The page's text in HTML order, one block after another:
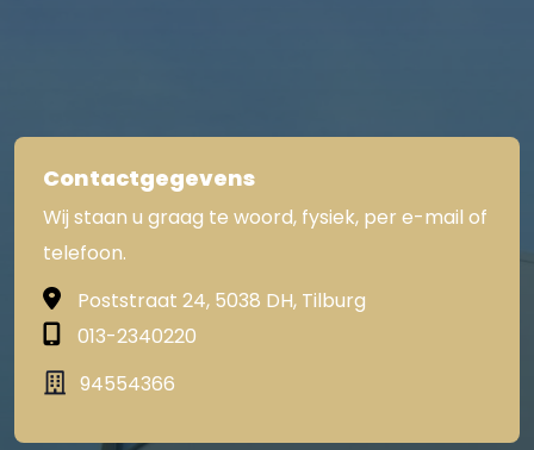
Contactgegevens
Wij staan u graag te woord, fysiek, per e-mail of
telefoon.
Poststraat 24, 5038 DH, Tilburg
013-2340220
94554366